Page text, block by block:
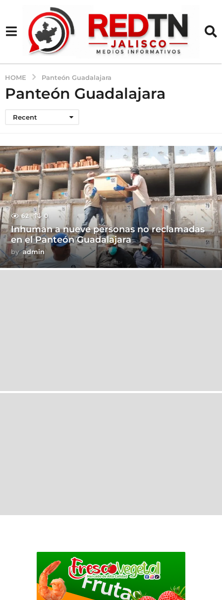
HOME Panteón Guadalajara
Panteón Guadalajara
Recent
62 0
Inhuman a nueve personas no reclamadas
en el Panteón Guadalajara
by admin